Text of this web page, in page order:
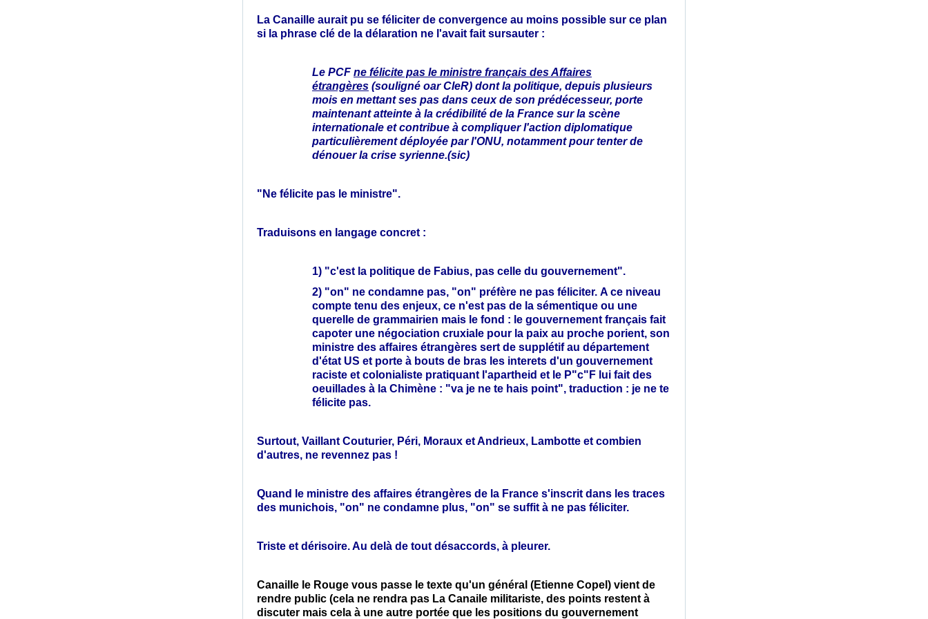
La Canaille aurait pu se féliciter de convergence au moins possible sur ce plan
si la phrase clé de la délaration ne l'avait fait sursauter :
Le PCF ne félicite pas le ministre français des Affaires
étrangères (souligné oar CleR) dont la politique, depuis plusieurs
mois en mettant ses pas dans ceux de son prédécesseur, porte
maintenant atteinte à la crédibilité de la France sur la scène
internationale et contribue à compliquer l'action diplomatique
particulièrement déployée par l'ONU, notamment pour tenter de
dénouer la crise syrienne.(sic)
"Ne félicite pas le ministre".
Traduisons en langage concret :
1) "c'est la politique de Fabius, pas celle du gouvernement".
2) "on" ne condamne pas, "on" préfère ne pas féliciter. A ce niveau
compte tenu des enjeux, ce n'est pas de la sémentique ou une
querelle de grammairien mais le fond : le gouvernement français fait
capoter une négociation cruxiale pour la paix au proche porient, son
ministre des affaires étrangères sert de supplétif au département
d'état US et porte à bouts de bras les interets d'un gouvernement
raciste et colonialiste pratiquant l'apartheid et le P"c"F lui fait des
oeuillades à la Chimène : "va je ne te hais point", traduction : je ne te
félicite pas.
Surtout, Vaillant Couturier, Péri, Moraux et Andrieux, Lambotte et combien
d'autres, ne revennez pas !
Quand le ministre des affaires étrangères de la France s'inscrit dans les traces
des munichois, "on" ne condamne plus, "on" se suffit à ne pas féliciter.
Triste et dérisoire. Au delà de tout désaccords, à pleurer.
Canaille le Rouge vous passe le texte qu'un général (Etienne Copel) vient de
rendre public (cela ne rendra pas La Canaile militariste, des points restent à
discuter mais cela à une autre portée que les positions du gouvernement